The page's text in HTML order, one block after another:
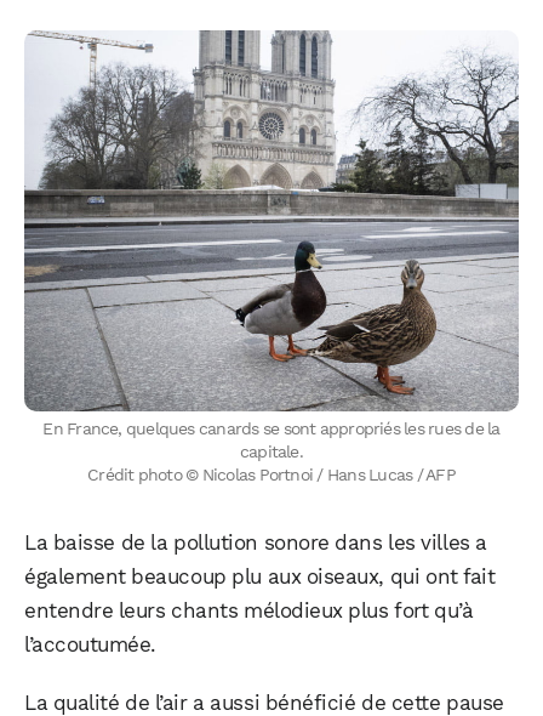
En France, quelques canards se sont appropriés les rues de la
capitale.
Crédit photo © Nicolas Portnoi / Hans Lucas / AFP
La baisse de la pollution sonore dans les villes a
également beaucoup plu aux oiseaux, qui ont fait
entendre leurs chants mélodieux plus fort qu’à
l’accoutumée.
La qualité de l’air a aussi bénéficié de cette pause